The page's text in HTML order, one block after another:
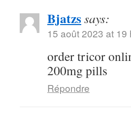
Bjatzssays:
15 août 2023 at 19
order tricor
200mg pills
Répondre